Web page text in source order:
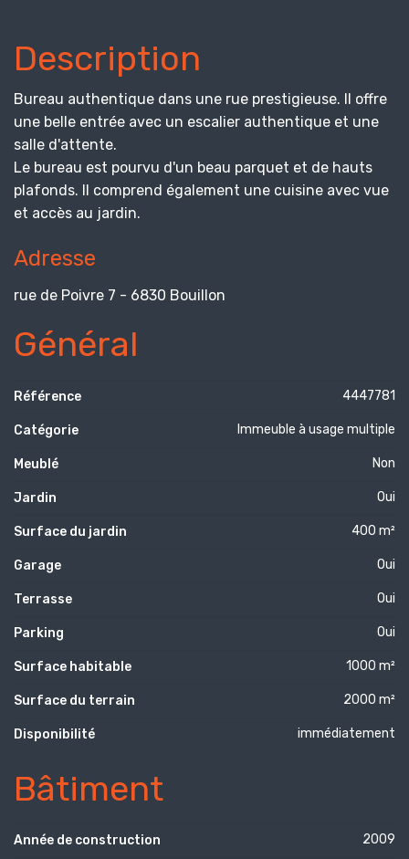
Description
Bureau authentique dans une rue prestigieuse. Il offre
une belle entrée avec un escalier authentique et une
salle d'attente.
Le bureau est pourvu d'un beau parquet et de hauts
plafonds. Il comprend également une cuisine avec vue
et accès au jardin.
Adresse
rue de Poivre 7 - 6830 Bouillon
Général
Référence 4447781
Catégorie Immeuble à usage multiple
Meublé Non
Jardin Oui
Surface du jardin 400 m²
Garage Oui
Terrasse Oui
Parking Oui
Surface habitable 1000 m²
Surface du terrain 2000 m²
Disponibilité immédiatement
Bâtiment
Année de construction 2009